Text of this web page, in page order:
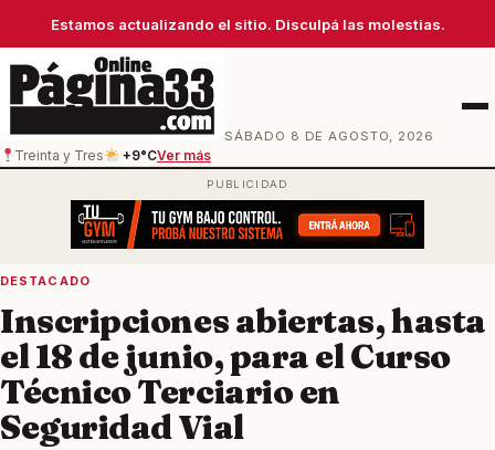
Estamos actualizando el sitio. Disculpá las molestias.
SÁBADO 8 DE AGOSTO, 2026
Treinta y Tres
+9°CVer más
Menú
DESTACADO
Inscripciones abiertas, hasta
el 18 de junio, para el Curso
Técnico Terciario en
Seguridad Vial